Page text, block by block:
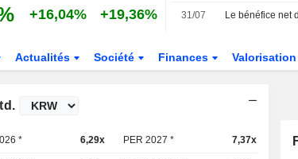
+16,04% +19,36% 31/07
Actualités Société Finances Valorisation
* 6,29x PER 2027 * 7,37x